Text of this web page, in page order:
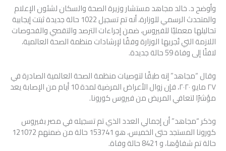
وأوضح د. خالد مجاهد مستشار وزيرة الصحة والسكان لشئون الإعلام
والمتحدث الرسمي للوزارة، أنه تم تسجيل 1022 حالة جديدة ثبتت إيجابية
تحاليلها معمليًا للفيروس، ضمن إجراءات الترصد والتقصي والفحوصات
اللازمة التي تُجريها الوزارة وفقًا لإرشادات منظمة الصحة العالمية،
لافتًا إلى وفاة 59 حالة جديدة.
وقال “مجاهد” إنه طبقًا لتوصيات منظمة الصحة العالمية الصادرة في
٢٧ مايو ٢٠٢٠، فإن زوال الأعراض المرضية لمدة 10 أيام من الإصابة يعد
مؤشرًا لتعافي المريض من فيروس كورونا.
وذكر “مجاهد” أن إجمالي العدد الذي تم تسجيله في مصر بفيروس
كورونا المستجد حتى الخميس، هو 153741 حالة من ضمنهم 121072
حالة تم شفاؤها، و 8421 حالة وفاة.